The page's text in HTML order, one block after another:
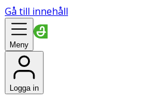
Gå till innehåll
Meny
Logga in